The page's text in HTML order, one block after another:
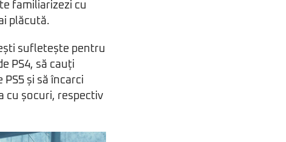
familiarizezi cu
plăcută.
sufletește pentru
PS4, să cauți
și să încarci
cu șocuri, respectiv